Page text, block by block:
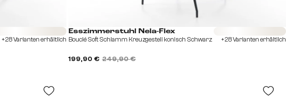
Sofort versandfertig
+28 Varianten erhältlich
Esszimmerstuhl Nela-Flex
Bouclé Soft Schlamm Kreuzgestell konisch Schwarz
199,90 € 249,90 €
Sofort versandfertig
+28 Varianten erhältlich